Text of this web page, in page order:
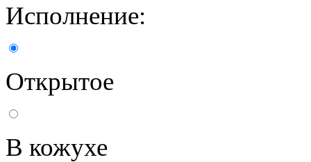
Исполнение:
Открытое
В кожухе